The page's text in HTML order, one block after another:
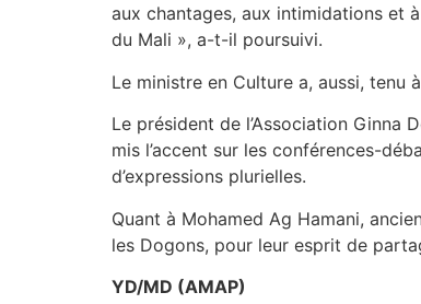
aux chantages, aux intimidations et
du Mali », a-t-il poursuivi.
Le ministre en Culture a, aussi, tenu
Le président de l’Association Ginna
mis l’accent sur les conférences-
d’expressions plurielles.
Quant à Mohamed Ag Hamani,
les Dogons, pour leur esprit de
YD/MD (AMAP)